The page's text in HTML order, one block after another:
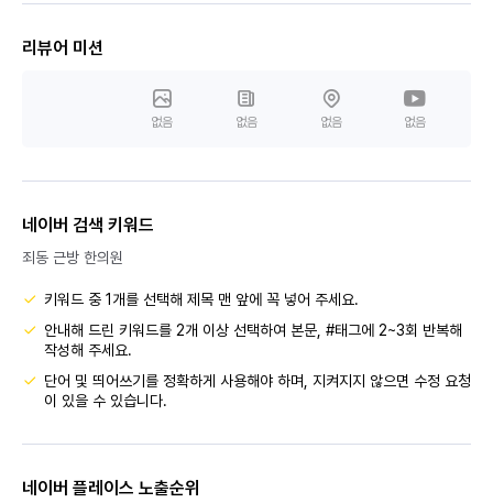
리뷰어 미션
없음 없음 없음 없음
네이버 검색 키워드
죄동 근방 한의원
키워드 중 1개를 선택해 제목 맨 앞에 꼭 넣어 주세요.
안내해 드린 키워드를 2개 이상 선택하여 본문, #태그에 2~3회 반복해
작성해 주세요.
단어 및 띄어쓰기를 정확하게 사용해야 하며, 지켜지지 않으면 수정 요청
이 있을 수 있습니다.
네이버 플레이스 노출순위